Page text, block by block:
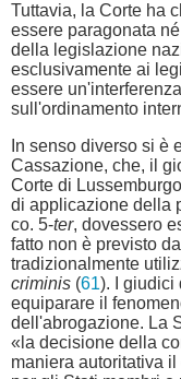
Tuttavia, la Corte ha
essere paragonata
della legislazione
esclusivamente ai
essere
sull'ordinamento
In senso diverso si è
Cassazione, che, il
Corte di
di applicazione della
co. 5-ter, dovessero
fatto non è previsto
tradizionalmente
criminis (61). I giudici
equiparare il
dell'abrogazione. La
«la decisione della
maniera autoritativa